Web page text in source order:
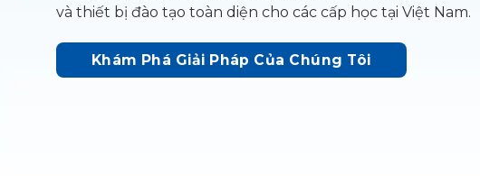
và thiết bị đào tạo toàn diện cho các cấp học tại Việt Nam.
Khám Phá Giải Pháp Của Chúng Tôi